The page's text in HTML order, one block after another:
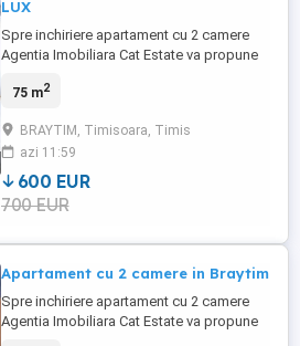
LUX
Spre inchiriere apartament cu 2 camere
Agentia Imobiliara Cat Estate va propune
complet mobilat si utilat, amenajat
bucatarie open space -1 dormitor, -1 baie.
Pentru alte detalii nu ezitati sa ma
contactati. Pretul este de: ...
75 m2
BRAYTIM, Timisoara, Timis
azi 11:59
600 EUR
700 EUR
Apartament cu 2 camere in Braytim
Spre inchiriere apartament cu 2 camere
Agentia Imobiliara Cat Estate va propune